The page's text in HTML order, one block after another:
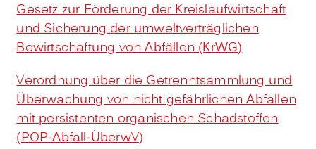
Gesetz zur Förderung der Kreislaufwirtschaft
und Sicherung der umweltverträglichen
Bewirtschaftung von Abfällen (KrWG)
Verordnung über die Getrenntsammlung und
Überwachung von nicht gefährlichen Abfällen
mit persistenten organischen Schadstoffen
(POP-Abfall-ÜberwV)